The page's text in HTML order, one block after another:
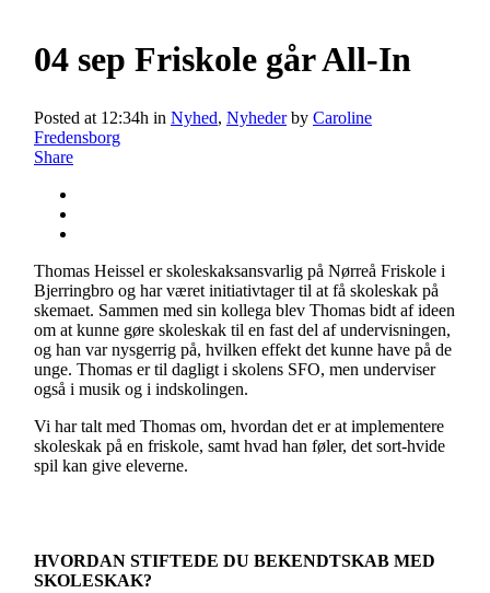
04 sep Friskole går All-In
Posted at 12:34h in Nyhed, Nyheder by Caroline
Fredensborg
Share
Thomas Heissel er skoleskaksansvarlig på Nørreå Friskole i
Bjerringbro og har været initiativtager til at få skoleskak på
skemaet. Sammen med sin kollega blev Thomas bidt af ideen
om at kunne gøre skoleskak til en fast del af undervisningen,
og han var nysgerrig på, hvilken effekt det kunne have på de
unge. Thomas er til dagligt i skolens SFO, men underviser
også i musik og i indskolingen.
Vi har talt med Thomas om, hvordan det er at implementere
skoleskak på en friskole, samt hvad han føler, det sort-hvide
spil kan give eleverne.
HVORDAN STIFTEDE DU BEKENDTSKAB MED
SKOLESKAK?